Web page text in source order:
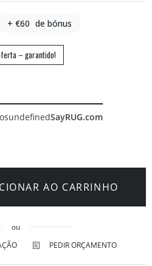
+ €60 de bónus
– garantido!
undefinedSayRUG.com
AO CARRINHO
ou
PEDIR ORÇAMENTO